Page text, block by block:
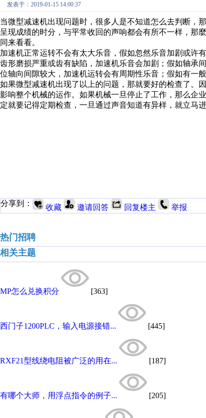
发表于：2019-01-15 14:00:37
当微型减速机出现问题时，很多人是不知道怎么去判断，
呈现成绩的时分，与平常收回的声响都会有所不一样，那
同来看看。
加速机正常运转不会有太大乐音，假如忽然乐音加剧或许
齿形磨损严重或齿有缺陷，加速机乐音会加剧；假如轴承
位轴向间隙较大，加速机运转会有周期性乐音；假如有一
如果微型减速机出现了以上的问题，那就要好的检查了。
影响整个机械的运作。如果机械一旦停止了工作，那么企
定就要记得定期检查，一旦通过声音知道有异样，就立马
分享到： 收藏 邀请回答 回复楼主 举报
热门招聘
相关主题
MP怎么兑换积分 [363]
西门子1200PLC，输入电源接错... [445]
RXF21型线绕电阻被广泛的用在... [187]
有哪个大师，用浮点指令的例子... [205]